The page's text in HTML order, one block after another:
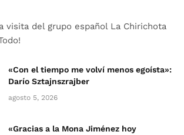
visita del grupo español La Chirichota
«Con el tiempo me volví menos egoísta»:
Darío Sztajnszrajber
agosto 5, 2026
«Gracias a la Mona Jiménez hoy